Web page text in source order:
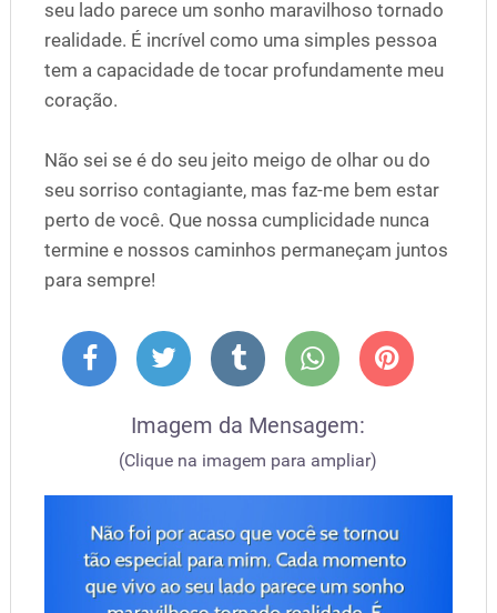
seu lado parece um sonho maravilhoso tornado
realidade. É incrível como uma simples pessoa
tem a capacidade de tocar profundamente meu
coração.
Não sei se é do seu jeito meigo de olhar ou do
seu sorriso contagiante, mas faz-me bem estar
perto de você. Que nossa cumplicidade nunca
termine e nossos caminhos permaneçam juntos
para sempre!
Imagem da Mensagem:
(Clique na imagem para ampliar)